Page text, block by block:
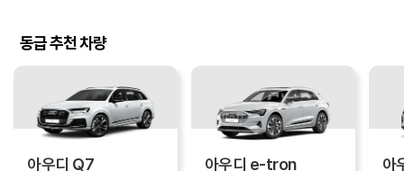
동급 추천 차량
아우디 Q7 아우디 e-tron 아